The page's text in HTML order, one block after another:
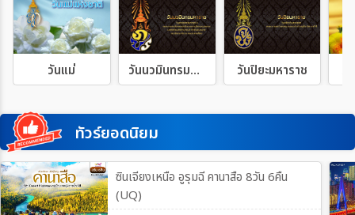
วันแม่ วันนวมินทรมหาราช วันปิยะมหาราช
ทัวร์ยอดนิยม
ซินเจียงเหนือ อูรุมฉี คานาสือ 8วัน 6คืน
(UQ)